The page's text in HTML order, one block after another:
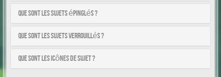
Que sont les sujets épinglés ?
Que sont les sujets verrouillés ?
Que sont les icônes de sujet ?